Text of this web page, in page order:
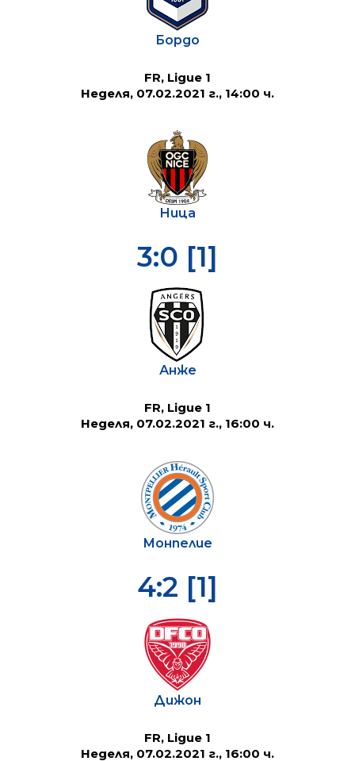
Бордо
FR, Ligue 1
Неделя, 07.02.2021 г., 14:00 ч.
Ница
3:0 [1]
Анже
FR, Ligue 1
Неделя, 07.02.2021 г., 16:00 ч.
Монпелие
4:2 [1]
Дижон
FR, Ligue 1
Неделя, 07.02.2021 г., 16:00 ч.